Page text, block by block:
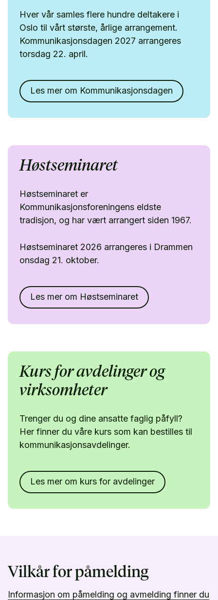
Hver vår samles flere hundre deltakere i
Oslo til vårt største, årlige arrangement.
Kommunikasjonsdagen 2027 arrangeres
torsdag 22. april.
Les mer om Kommunikasjonsdagen
Høstseminaret
Høstseminaret er
Kommunikasjonsforeningens eldste
tradisjon, og har vært arrangert siden 1967.
Høstseminaret 2026 arrangeres i Drammen
onsdag 21. oktober.
Les mer om Høstseminaret
Kurs for avdelinger og
virksomheter
Trenger du og dine ansatte faglig påfyll?
Her finner du våre kurs som kan bestilles til
kommunikasjonsavdelinger.
Les mer om kurs for avdelinger
Vilkår for påmelding
Informasjon om påmelding og avmelding finner du